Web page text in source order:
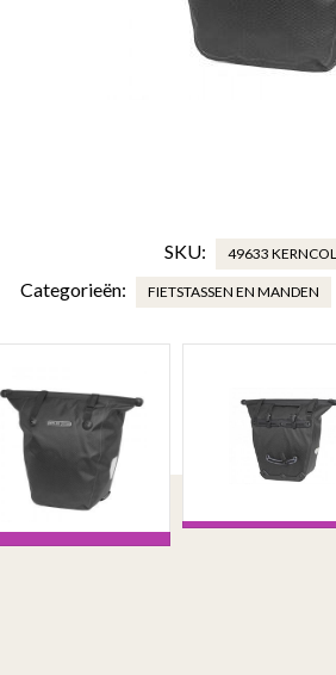
SKU: 49633
Categorieën: FIETSTASSEN EN MANDEN